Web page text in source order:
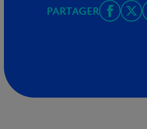
PARTAGER